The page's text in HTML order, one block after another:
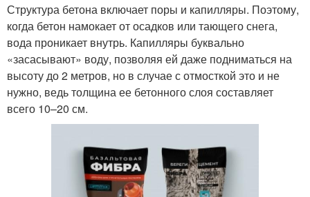
Структура бетона включает поры и капилляры. Поэтому,
когда бетон намокает от осадков или тающего снега,
вода проникает внутрь. Капилляры буквально
«засасывают» воду, позволяя ей даже подниматься на
высоту до 2 метров, но в случае с отмосткой это и не
нужно, ведь толщина ее бетонного слоя составляет
всего 10–20 см.